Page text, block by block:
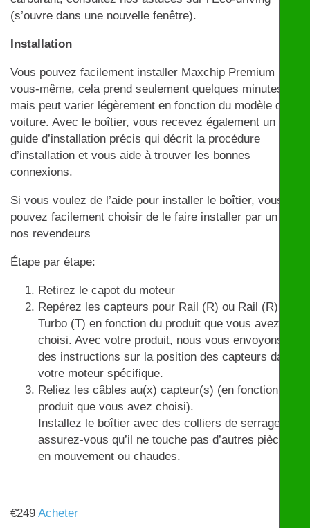
(s’ouvre dans une nouvelle fenêtre).
Installation
Vous pouvez facilement installer Maxchip Premium par
vous-même, cela prend seulement quelques minutes
mais peut varier légèrement en fonction du modèle de
voiture. Avec le boîtier, vous recevez également un
guide d’installation précis qui décrit la procédure
d’installation et vous aide à trouver les bonnes
connexions.
Si vous voulez de l’aide pour installer le boîtier, vous
pouvez facilement choisir de le faire installer par un de
nos revendeurs
Étape par étape:
Retirez le capot du moteur
Repérez les capteurs pour Rail (R) ou Rail (R) et
Turbo (T) en fonction du produit que vous avez
choisi. Avec votre produit, nous vous envoyons
des instructions sur la position des capteurs dans
votre moteur spécifique.
Reliez les câbles au(x) capteur(s) (en fonction du
produit que vous avez choisi).
Installez le boîtier avec des colliers de serrage et
assurez-vous qu’il ne touche pas d’autres pièces
en mouvement ou chaudes.
€249 Acheter